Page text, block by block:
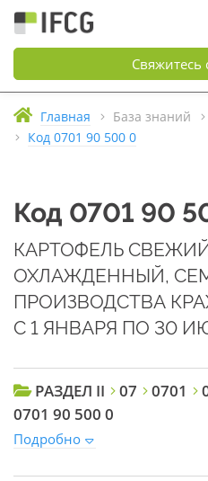
Свяжитесь
Главная База знаний
Код 0701 90 500 0
Код 0701 90
КАРТОФЕЛЬ
ОХЛАЖДЕННЫЙ,
ПРОИЗВОДСТВА
С 1 ЯНВАРЯ ПО 30
РАЗДЕЛ II 07 0701
0701 90 500 0
Подробно